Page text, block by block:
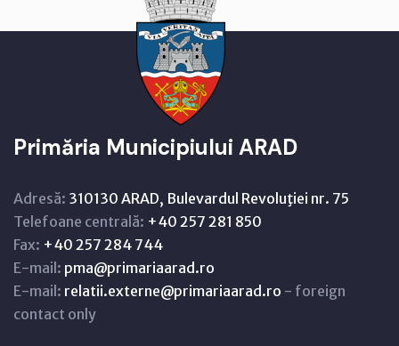
Primăria Municipiului ARAD
Adresă: 310130 ARAD, Bulevardul Revoluţiei nr. 75
Telefoane centrală: +40 257 281 850
Fax: +40 257 284 744
E-mail: pma@primariaarad.ro
E-mail: relatii.externe@primariaarad.ro - foreign
contact only